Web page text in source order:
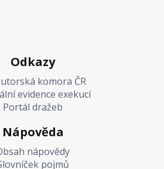
Odkazy
komora ČR
evidence exekucí
Portál dražeb
Nápověda
nápovědy
pojmů